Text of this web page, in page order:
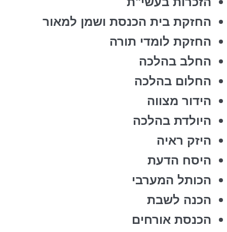
החזקת בית הכנסת ושמן למאור
החזקת לומדי תורה
החלב בהלכה
החלום בהלכה
הידור מצווה
היולדת בהלכה
היזק ראיה
היסח הדעת
הכותל המערבי
הכנה לשבת
הכנסת אורחים